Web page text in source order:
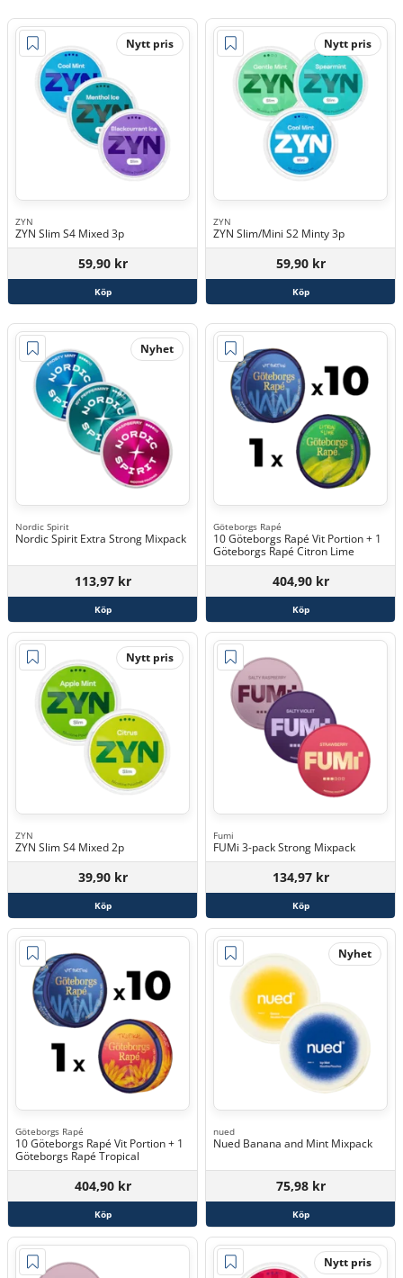
Nytt pris
ZYN
ZYN Slim S4 Mixed 3p
59,90 kr
Köp
Nytt pris
ZYN
ZYN Slim/Mini S2 Minty 3p
59,90 kr
Köp
Nyhet
Nordic Spirit
Nordic Spirit Extra Strong Mixpack
113,97 kr
Köp
Göteborgs Rapé
10 Göteborgs Rapé Vit Portion + 1
Göteborgs Rapé Citron Lime
404,90 kr
Köp
Nytt pris
ZYN
ZYN Slim S4 Mixed 2p
39,90 kr
Köp
Fumi
FUMi 3-pack Strong Mixpack
134,97 kr
Köp
Göteborgs Rapé
10 Göteborgs Rapé Vit Portion + 1
Göteborgs Rapé Tropical
404,90 kr
Köp
Nyhet
nued
Nued Banana and Mint Mixpack
75,98 kr
Köp
Nytt pris